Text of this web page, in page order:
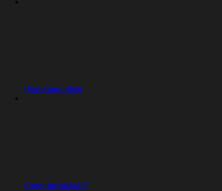
Usar Agent Skills
Conectar via MCP